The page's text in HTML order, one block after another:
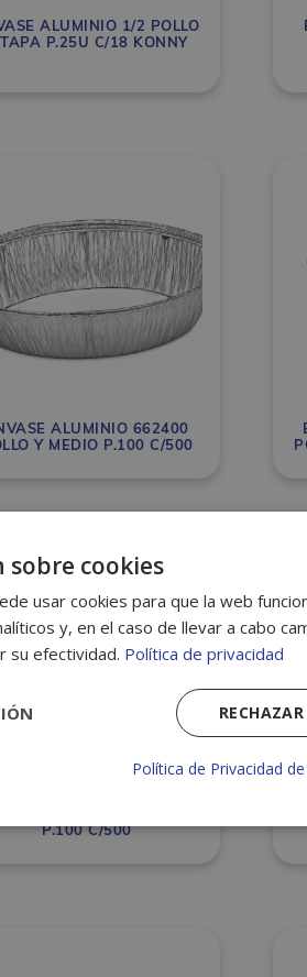
ALUMINIO 1/2 POLLO
P.25U C/18 KONNY
ALUMINIO 662400
Y MEDIO P.100 C/500
P.100 C/500
cookies
usar cookies para que la web
y, en el caso de llevar a cabo
su efectividad. Política de privacidad
Política de Privacidad